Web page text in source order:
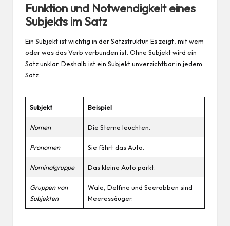
Funktion und Notwendigkeit eines
Subjekts im Satz
Ein Subjekt ist wichtig in der Satzstruktur. Es zeigt, mit wem
oder was das Verb verbunden ist. Ohne Subjekt wird ein
Satz unklar. Deshalb ist ein Subjekt unverzichtbar in jedem
Satz.
Subjekt Beispiel
Nomen Die Sterne leuchten.
Pronomen Sie fährt dasAuto
Nominalgruppe Das kleine Auto parkt.
Gruppen von
Subjekten
Wale, Delfine und Seerobben sind
Meeressäuger.